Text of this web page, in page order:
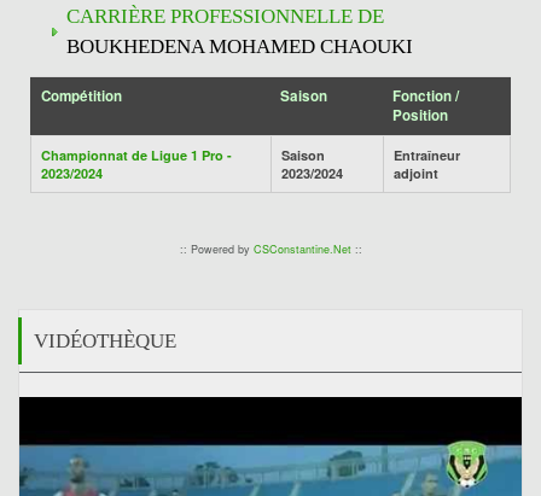
CARRIÈRE PROFESSIONNELLE DE
BOUKHEDENA MOHAMED CHAOUKI
Compétition Saison
Fonction /
Position
Championnat de Ligue 1 Pro -
2023/2024
Saison
2023/2024
Entraîneur
adjoint
:: Powered by CSConstantine.Net::
VIDÉOTHÈQUE